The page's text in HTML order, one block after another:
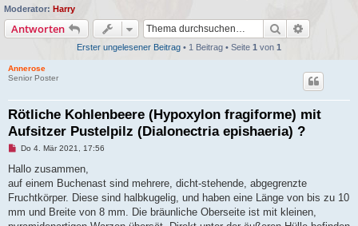
Moderator: Harry
Antworten Suche
Erster ungelesener Beitrag • 1 Beitrag • Seite 1 von 1
Annerose
Senior Poster
Rötliche Kohlenbeere (Hypoxylon fragiforme) mit
Aufsitzer Pustelpilz (Dialonectria epishaeria) ?
U
g
l
e
e
n
Do 4. Mär 2021, 17:56
Hallo zusammen,
auf einem Buchenast sind mehrere, dicht-stehende, abgegrenzte
Fruchtkörper. Diese sind halbkugelig, und haben eine Länge von bis zu 10
mm und Breite von 8 mm. Die bräunliche Oberseite ist mit kleinen,